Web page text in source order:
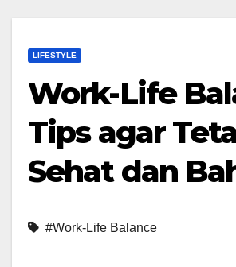
LIFESTYLE
Work-Life
Tips agar
Sehat dan
#Work-Life Balance